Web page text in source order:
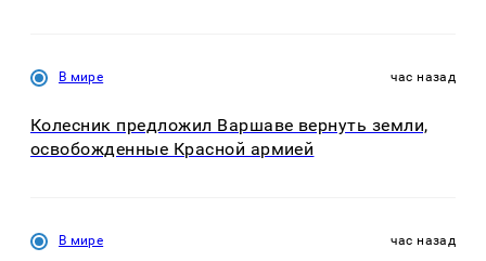
В мире час назад
Колесник предложил Варшаве вернуть земли,
освобожденные Красной армией
В мире час назад